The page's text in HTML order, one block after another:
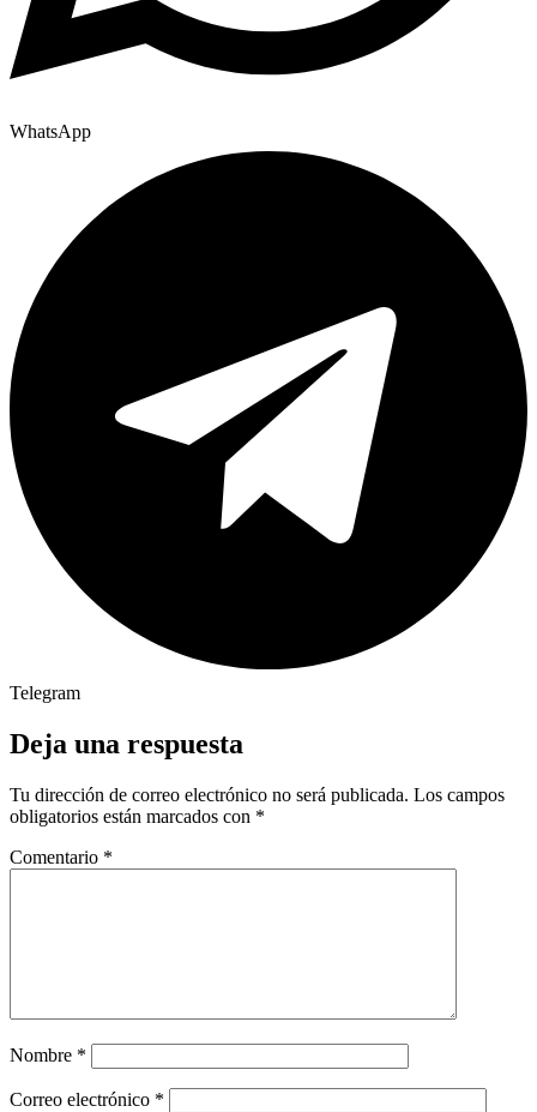
WhatsApp
Telegram
Deja una respuesta
Tu dirección de correo electrónico no será publicada. Los campos
obligatorios están marcados con *
Comentario *
Nombre *
Correo electrónico *